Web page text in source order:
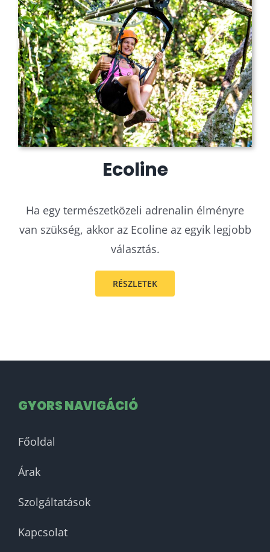
Ecoline
Ha egy természetközeli adrenalin élményre
van szükség, akkor az Ecoline az egyik legjobb
választás.
RÉSZLETEK
GYORS NAVIGÁCIÓ
Főoldal
Árak
Szolgáltatások
Kapcsolat